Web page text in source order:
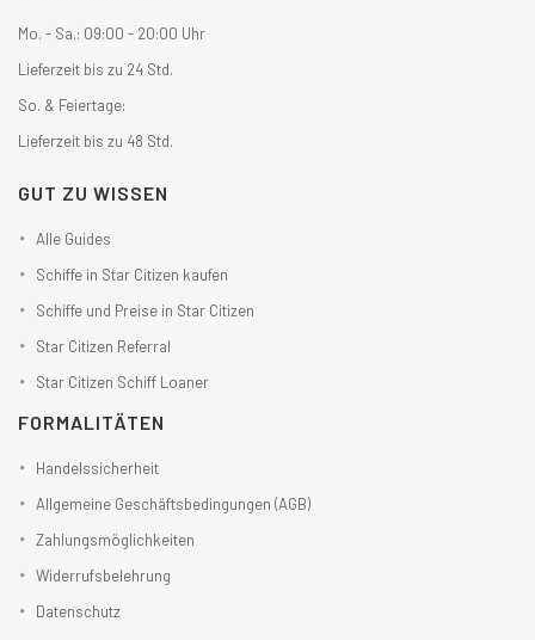
Mo. - Sa.: 09:00 - 20:00 Uhr
Lieferzeit bis zu 24 Std.
So. & Feiertage:
Lieferzeit bis zu 48 Std.
GUT ZU WISSEN
Alle Guides
Schiffe in Star Citizen kaufen
Schiffe und Preise in Star Citizen
Star Citizen Referral
Star Citizen Schiff Loaner
FORMALITÄTEN
Handelssicherheit
Allgemeine Geschäftsbedingungen (AGB)
Zahlungsmöglichkeiten
Widerrufsbelehrung
Datenschutz